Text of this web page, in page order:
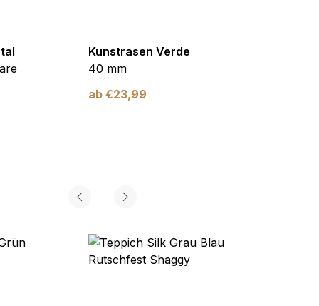
Kunstrasen Verde
40 mm
ab €23,99